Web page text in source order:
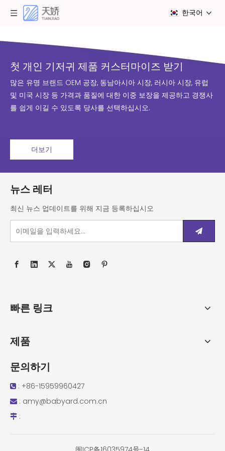
한국어
첫 개인 기저귀 제품 커스터마이즈 받기
많은 유명 브랜드 OEM 공장, 동남아시아 시장, 러시아 시장, 유럽
및 미국 시장 등 가격과 품질에 대한 이중 보장을 제공하고 경쟁사
를 쉽게 이길 수 있도록 당사를 선택하십시오.
더보기
뉴스 레터
최신 뉴스 업데이트를 위해 지금 등록하십시오
빠른 링크
제품
문의하기
 : +86-15959960427
 : amy@babyard.com.cn
 :